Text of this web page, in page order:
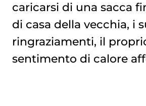
caricarsi di una sacca
di casa della vecchia, i
ringraziamenti, il
sentimento di calore